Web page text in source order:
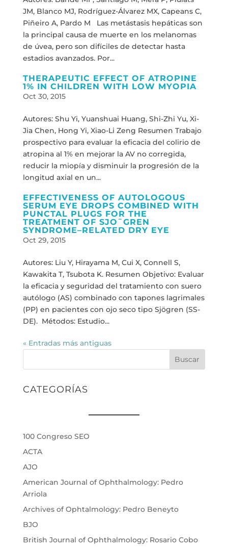
JM, Blanco MJ, Rodríguez-Álvarez MX, Capeans C,
Piñeiro A, Pardo M Las metástasis hepáticas son
la principal causa de muerte en los melanomas
de úvea, pero son difíciles de detectar hasta
estadios avanzados. Por...
THERAPEUTIC EFFECT OF ATROPINE
1% IN CHILDREN WITH LOW MYOPIA
Oct 30, 2015
Autores: Shu Yi, Yuanshuai Huang, Shi-Zhi Yu, Xi-
Jia Chen, Hong Yi, Xiao-Li Zeng Resumen Trabajo
prospectivo para evaluar la eficacia del colirio de
atropina al 1% en mejorar la AV no corregida,
reducir la miopía y disminuir la progresión de la
longitud axial en un...
EFFECTIVENESS OF AUTOLOGOUS
SERUM EYE DROPS COMBINED WITH
PUNCTAL PLUGS FOR THE
TREATMENT OF SJO¨GREN
SYNDROME–RELATED DRY EYE
Oct 29, 2015
Autores: Liu Y, Hirayama M, Cui X, Connell S,
Kawakita T, Tsubota K. Resumen Objetivo: Evaluar
la eficacia y seguridad del tratamiento con suero
autólogo (AS) combinado con tapones lagrimales
(PP) en pacientes con ojo seco tipo Sjögren (SS-
DE). Métodos: Estudio...
« Entradas más antiguas
Buscar
CATEGORÍAS
100 Congreso SEO
ACTA
AJO
American Journal of Ophthalmology: Pedro
Arriola
Archives of Ophtalmology: Pedro Beneyto
BJO
British Journal of Ophthalmology: Rosario Cobo